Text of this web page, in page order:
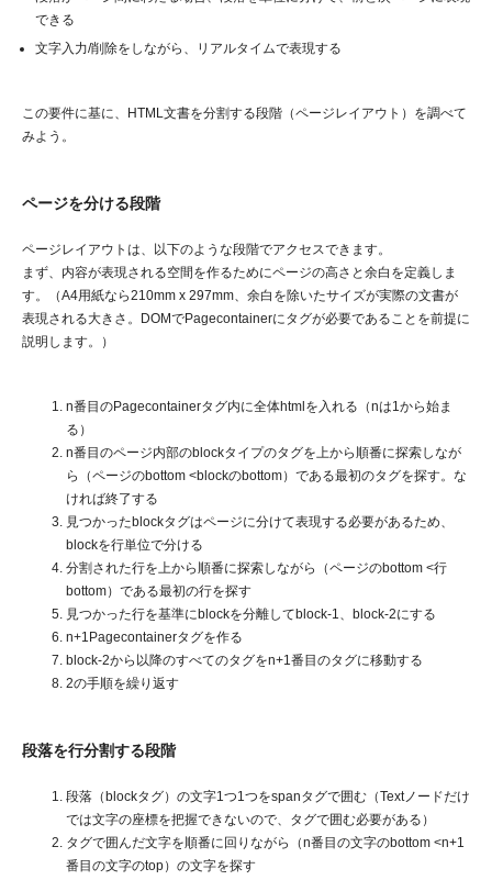
できる
文字入力/削除をしながら、リアルタイムで表現する
この要件に基に、HTML文書を分割する段階（ページレイアウト）を調べて
みよう。
ページを分ける段階
ページレイアウトは、以下のような段階でアクセスできます。
まず、内容が表現される空間を作るためにページの高さと余白を定義しま
す。（A4用紙なら210mm x 297mm、余白を除いたサイズが実際の文書が
表現される大きさ。DOMでPagecontainerにタグが必要であることを前提に
説明します。）
n番目のPagecontainerタグ内に全体htmlを入れる（nは1から始ま
る）
n番目のページ内部のblockタイプのタグを上から順番に探索しなが
ら（ページのbottom <blockのbottom）である最初のタグを探す。な
ければ終了する
見つかったblockタグはページに分けて表現する必要があるため、
blockを行単位で分ける
分割された行を上から順番に探索しながら（ページのbottom <行
bottom）である最初の行を探す
見つかった行を基準にblockを分離してblock-1、block-2にする
n+1Pagecontainerタグを作る
block-2から以降のすべてのタグをn+1番目のタグに移動する
2の手順を繰り返す
段落を行分割する段階
段落（blockタグ）の文字1つ1つをspanタグで囲む（Textノードだけ
では文字の座標を把握できないので、タグで囲む必要がある）
タグで囲んだ文字を順番に回りながら（n番目の文字のbottom <n+1
番目の文字のtop）の文字を探す